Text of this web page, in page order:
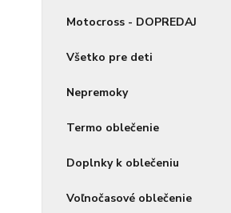
Motocross - DOPREDAJ
Všetko pre deti
Nepremoky
Termo oblečenie
Doplnky k oblečeniu
Voľnočasové oblečenie